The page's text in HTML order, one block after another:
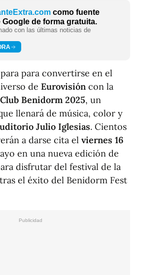
como fuente
Google de forma gratuita.
con las últimas noticias de
para convertirse en el
de Eurovisión con la
Benidorm 2025, un
llenará de música, color y
Julio Iglesias. Cientos
a darse cita el viernes 16
en una nueva edición de
disfrutar del festival de la
el éxito del Benidorm Fest